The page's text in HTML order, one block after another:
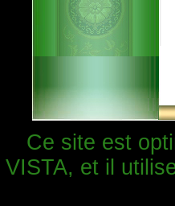
Ce site est
VISTA, et il